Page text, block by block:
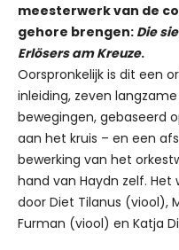
meesterwerk van de
gehore brengen: Die
Erlösers am Kreuze.
Oorspronkelijk is dit een
inleiding, zeven
bewegingen, gebaseerd
aan het kruis – en een
bewerking van het
hand van Haydn zelf.
door Diet Tilanus (viool),
Furman (viool) en Katja